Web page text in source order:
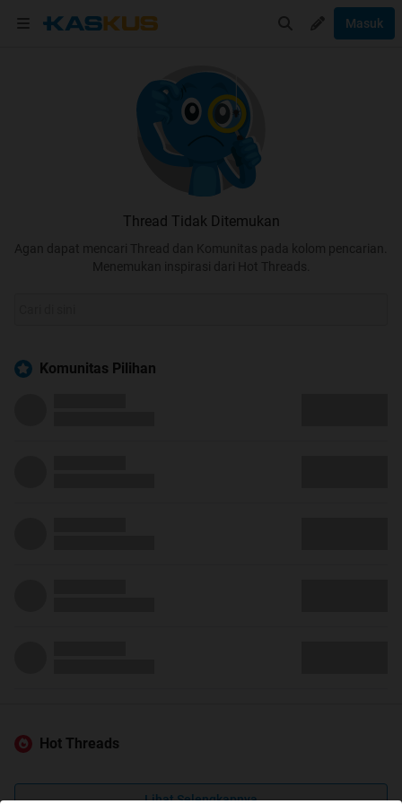
Masuk
Thread Tidak Ditemukan
Agan dapat mencari Thread dan Komunitas pada kolom pencarian.
Menemukan inspirasi dari Hot Threads.
Komunitas Pilihan
Hot Threads
Lihat Selengkapnya